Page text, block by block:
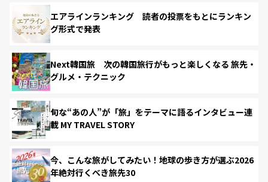
エアラインランキング 読者の投票をもとにランキン
グ形式で発表
Next韓国旅 次の韓国旅行がもっと楽しくなる 旅先・
グルメ・テクニック
旬な“あの人”が「旅」をテーマに語るインタビュー連
載 MY TRAVEL STORY
今、こんな旅がしてみたい！地球の歩き方が選ぶ2026
年絶対行くべき旅先30